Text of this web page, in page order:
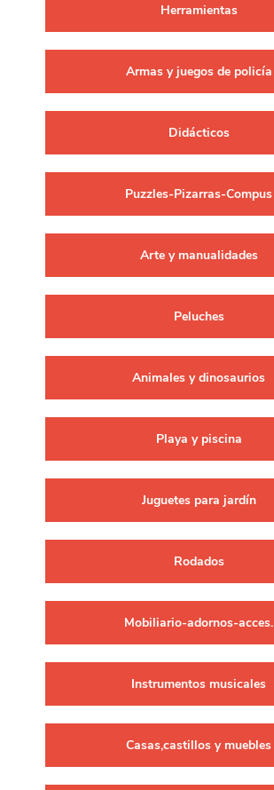
Herramientas
Armas y juegos de policía
Didácticos
Puzzles-Pizarras-Compus
Arte y manualidades
Peluches
Animales y dinosaurios
Playa y piscina
Juguetes para jardín
Rodados
Mobiliario-adornos-acces.
Instrumentos musicales
Casas,castillos y muebles